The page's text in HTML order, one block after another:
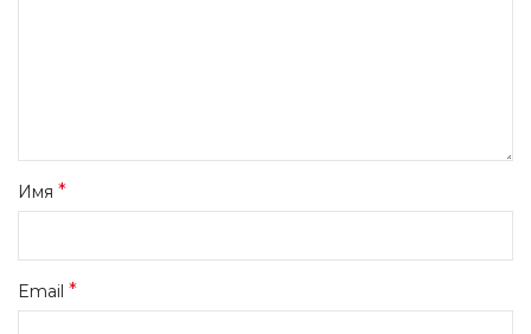
Имя *
Email *